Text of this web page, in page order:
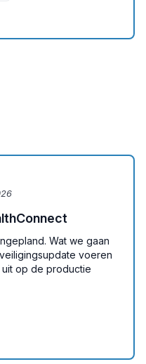
Wat we gaan
voeren
op de productie